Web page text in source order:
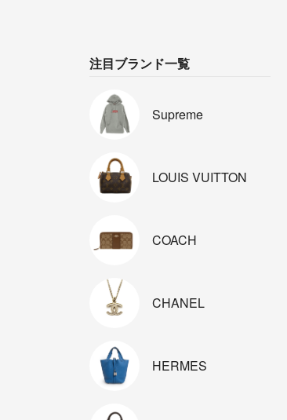
注目ブランド一覧
Supreme
LOUIS VUITTON
COACH
CHANEL
HERMES